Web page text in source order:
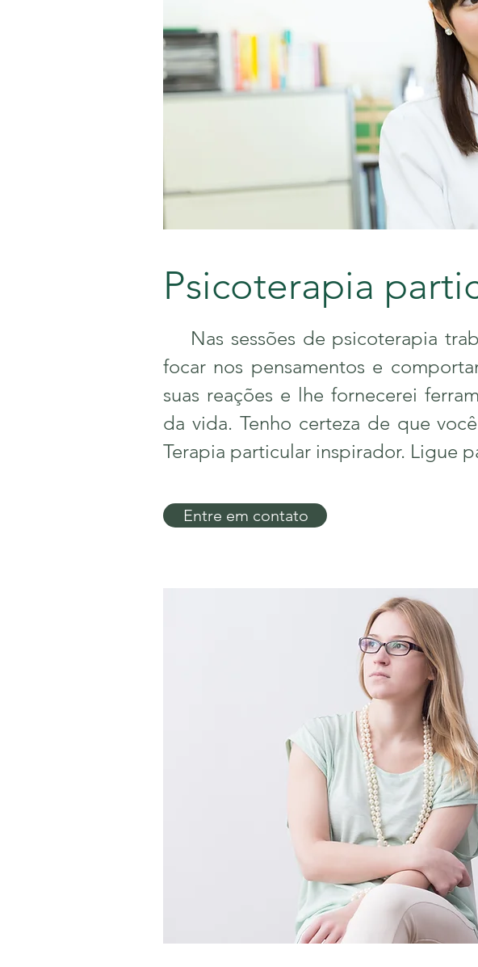
Psicoterapia
Nas sessões de psicoterapia
focar nos pensamentos e
suas reações e lhe fornecerei
da vida. Tenho certeza de que
Terapia particular inspirador. Ligue
Entre em contato